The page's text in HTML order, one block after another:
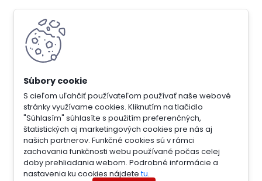
S cieľom uľahčiť používateľom používať naše webové
stránky využívame cookies. Kliknutím na tlačidlo
"Súhlasím" súhlasíte s použitím preferenčných,
štatistických aj marketingových cookies pre nás aj
našich partnerov. Funkčné cookies sú v rámci
zachovania funkčnosti webu používané počas celej
doby prehliadania webom. Podrobné informácie a
nastavenia ku cookies nájdete tu.